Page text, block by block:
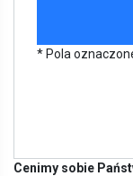
* Pola
Cenimy sobie